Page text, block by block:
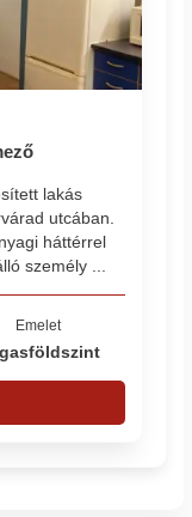
lakás
utcában.
háttérrel
személy ...
Emelet